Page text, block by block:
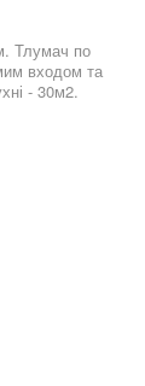
Тлумач по
входом та
- 30м2.
Також є
Також є
який